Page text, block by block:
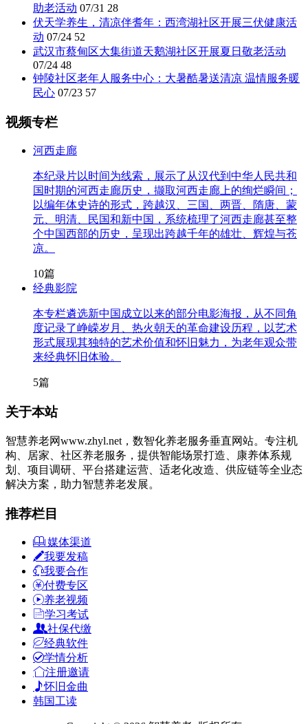
助老活动 07/31 28
伏天学养生，清凉伴耆年：西湾湖社区开展三伏健康活
动 07/24 52
武汉市蔡甸区大集街道天鹅湖社区开展夏日敬老活动
07/24 48
钟陵社区老年人服务中心：大暑酷暑送清凉 温情服务暖
民心 07/23 57
视频专栏
河西走廊
本纪录片以时间为线索，展示了从汉代到中华人民共和
国时期的河西走廊历史，撷取河西走廊上的绚烂瞬间；
以编年体史诗的形式，跨越汉、三国、两晋、隋唐、蒙
元、明清、民国和新中国，系统梳理了河西走廊甚至整
个中国西部的历史，呈现出跨越千年的雄壮、辉煌与苍
凉。
10篇
经典影院
本专栏遴选新中国成立以来的部分电影海报，从不同角
度记录了峥嵘岁月、热火朝天的革命建设历程，以艺术
形式展现其独特的艺术价值和怀旧魅力，为老年观众带
来经典怀旧体验。
5篇
关于本站
智慧养老网www.zhyl.net，数智化养老服务垂直网站。专注机
构、居家、社区养老服务，提供智能场景打造、康养体系规
划、项目调研、平台搭建运营、适老化改造、供应链等全业态
解决方案，助力智慧养老发展。
推荐栏目
媒体渠道
我要发稿
我要合作
付费专区
养老视频
学习考试
社保代缴
经典软件
学情分析
注册邀请
怀旧金曲
韩国工读